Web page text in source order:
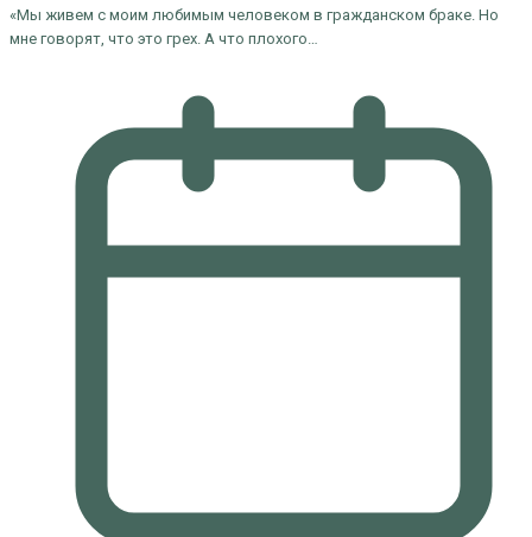
«Мы живем с моим любимым человеком в гражданском браке. Но
мне говорят, что это грех. А что плохого…